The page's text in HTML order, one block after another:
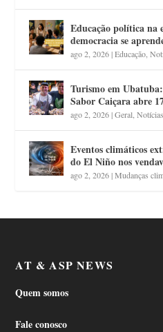
Educação política na
democracia se
ago 2, 2026|Educação,
Turismo em
Sabor Caiçara abre
ago 2, 2026|Geral,Notícias
Eventos climáticos
do El Niño nos
ago 2, 2026|Mudanças
AT & ASP NEWS
Quem somos
Fale conosco